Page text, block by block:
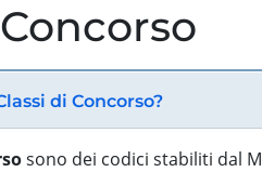
di Concorso?
sono dei codici stabiliti dal